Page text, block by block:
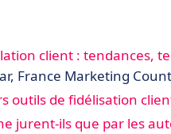
client : tendances,
France Marketing
outils de fidélisation
jurent-ils que par les